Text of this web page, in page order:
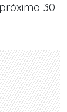
30